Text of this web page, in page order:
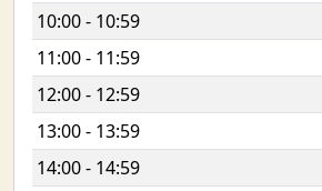
10:00 - 10:59
11:00 - 11:59
12:00 - 12:59
13:00 - 13:59
14:00 - 14:59